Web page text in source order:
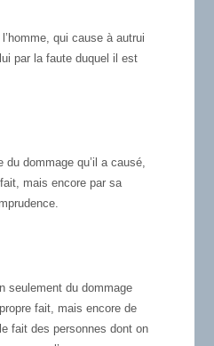
qui cause à autrui
par la faute duquel il est
du dommage qu’il a causé,
mais encore par sa
seulement du dommage
fait, mais encore de
fait des personnes dont on